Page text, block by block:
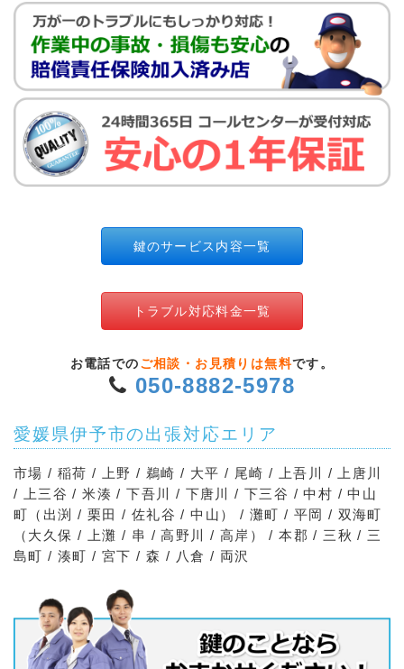
鍵のサービス内容一覧
トラブル対応料金一覧
お電話での ご相談・お見積りは無料です。
050-8882-5978
愛媛県伊予市の出張対応エリア
市場 / 稲荷 / 上野 / 鵜崎 / 大平 / 尾崎 / 上吾川 / 上唐川
/ 上三谷 / 米湊 / 下吾川 / 下唐川 / 下三谷 / 中村 / 中山
町（出渕 / 栗田 / 佐礼谷 / 中山） / 灘町 / 平岡 / 双海町
（大久保 / 上灘 / 串 / 高野川 / 高岸） / 本郡 / 三秋 / 三
島町 / 湊町 / 宮下 / 森 / 八倉 / 両沢